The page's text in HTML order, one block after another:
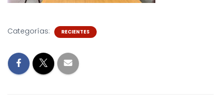
Categorías: RECIENTES